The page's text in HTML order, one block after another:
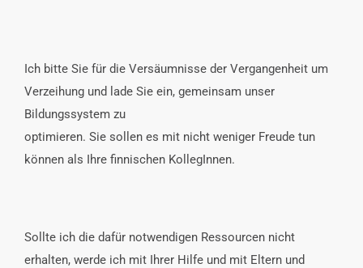
Ich bitte Sie für die Versäumnisse der Vergangenheit um
Verzeihung und lade Sie ein, gemeinsam unser
Bildungssystem zu
optimieren. Sie sollen es mit nicht weniger Freude tun
können als Ihre finnischen KollegInnen.
Sollte ich die dafür notwendigen Ressourcen nicht
erhalten, werde ich mit Ihrer Hilfe und mit Eltern und